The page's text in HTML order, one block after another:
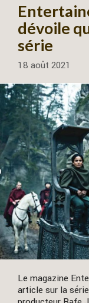
dévoile
série
18 août 2021
Le magazine
article sur la